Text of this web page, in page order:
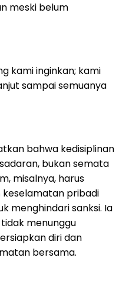
meski belum
kami inginkan; kami
sampai semuanya
bahwa kedisiplinan
bukan semata
misalnya, harus
pribadi
menghindari sanksi. Ia
menunggu
diri dan
bersama.